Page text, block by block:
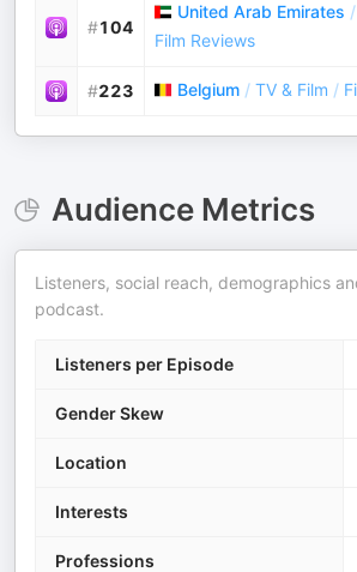
#104
United Arab Emirates /
Film Reviews
#223 Belgium / TV & Film /
Audience Metrics
Listeners, social reach, demographics
podcast.
Listeners per Episode
Gender Skew
Location
Interests
Professions